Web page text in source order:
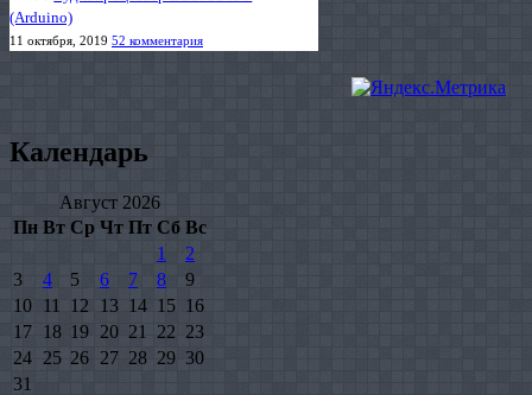
(Arduino)
11 октября, 2019 52 комментария
Календарь
Август 2026
Пн Вт Ср Чт Пт Сб Вс
1
2
3
4 5 6 7 8
9
10 11 12 13 14 15 16
17 18 19 20 21 22 23
24 25 26 27 28 29 30
31